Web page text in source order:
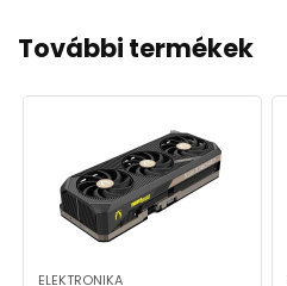
További termékek
ELEKTRONIKA